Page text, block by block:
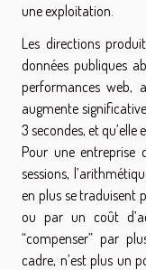
une exploitation.
Les directions
données publiques
performances web,
augmente
3 secondes, et qu’elle
Pour une
sessions,
en plus se traduisent
ou par un coût
“compenser” par
cadre, n’est plus un